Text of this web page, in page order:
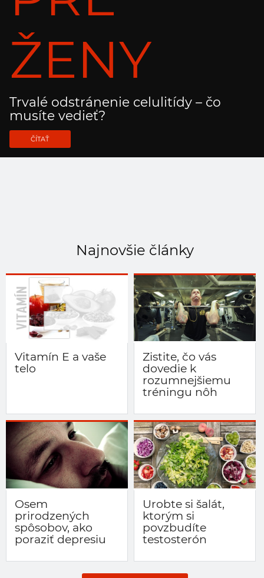
ŽENY
Trvalé odstránenie celulitídy – čo
musíte vedieť?
ČÍTAŤ
Najnovšie články
Vitamín E a vaše
telo
Zistite, čo vás
dovedie k
rozumnejšiemu
tréningu nôh
Osem
prirodzených
spôsobov, ako
poraziť depresiu
Urobte si šalát,
ktorým si
povzbudíte
testosterón